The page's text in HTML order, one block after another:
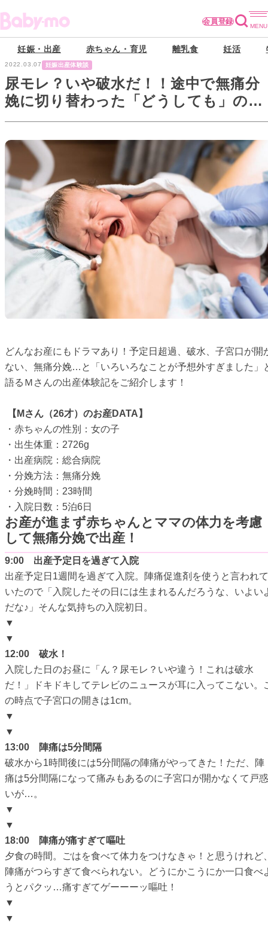
会員登録
妊娠・出産 赤ちゃん・育児 離乳食 妊活
2022.03.07 妊娠出産体験談
尿モレ？いや破水だ！！途中で無痛分
娩に切り替わった「どうしても」の理
由とは…【私の出産体験記】
どんなお産にもドラマあり！予定日超過、破水、子宮口が開
ない、無痛分娩…と「いろいろなことが予想外すぎました」
語るＭさんの出産体験記をご紹介します！
【Mさん（26才）のお産DATA】
・赤ちゃんの性別：女の子
・出生体重：2726g
・出産病院：総合病院
・分娩方法：無痛分娩
・分娩時間：23時間
・入院日数：5泊6日
お産が進まず赤ちゃんとママの体力を考慮
して無痛分娩で出産！
9:00 出産予定日を過ぎて入院
出産予定日1週間を過ぎて入院。陣痛促進剤を使うと言われて
いたので「入院したその日には生まれるんだろうな、いよい
だな♪」そんな気持ちの入院初日。
▼
▼
12:00 破水！
入院した日のお昼に「ん？尿モレ？いや違う！これは破水
だ！」ドキドキしてテレビのニュースが耳に入ってこない。
の時点で子宮口の開きは1cm。
▼
▼
13:00 陣痛は5分間隔
破水から1時間後には5分間隔の陣痛がやってきた！ただ、陣
痛は5分間隔になって痛みもあるのに子宮口が開かなくて戸惑
いが…。
▼
▼
18:00 陣痛が痛すぎて嘔吐
夕食の時間。ごはを食べて体力をつけなきゃ！と思うけれど
陣痛がつらすぎて食べられない。どうにかこうにか一口食べ
うとパクッ…痛すぎてゲーーーッ嘔吐！
▼
▼